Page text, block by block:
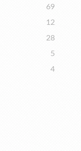
69
12
28
5
4